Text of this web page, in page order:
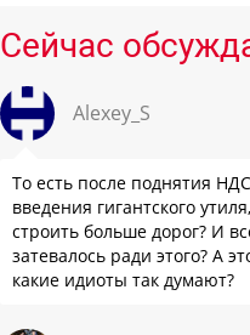
Сейчас
Alexey_S
То есть после поднятия
введения гигантского
строить больше дорог? И
затевалось ради этого? А
какие идиоты так думают?